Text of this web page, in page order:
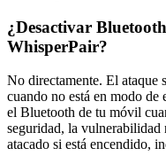
¿Desactivar
WhisperPair?
No directamente. El ataque
cuando no está en modo
el Bluetooth de tu móvil
seguridad, la vulnerabilidad
atacado si está encendido,